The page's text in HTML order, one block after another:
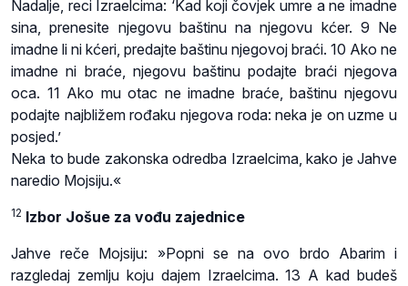
Nadalje, reci Izraelcima: ‘Kad koji čovjek umre a ne imadne
sina, prenesite njegovu baštinu na njegovu kćer. 9 Ne
imadne li ni kćeri, predajte baštinu njegovoj braći. 10 Ako ne
imadne ni braće, njegovu baštinu podajte braći njegova
oca. 11 Ako mu otac ne imadne braće, baštinu njegovu
podajte najbližem rođaku njegova roda: neka je on uzme u
posjed.’
Neka to bude zakonska odredba Izraelcima, kako je Jahve
naredio Mojsiju.«
12 Izbor Jošue za vođu zajednice
Jahve reče Mojsiju: »Popni se na ovo brdo Abarim i
razgledaj zemlju koju dajem Izraelcima. 13 A kad budeš